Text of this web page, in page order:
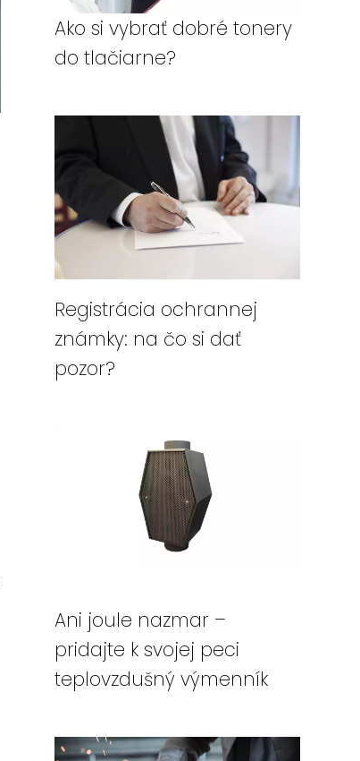
Ako si vybrať dobré tonery
do tlačiarne?
Registrácia ochrannej
známky: na čo si dať
pozor?
Ani joule nazmar –
pridajte k svojej peci
teplovzdušný výmenník